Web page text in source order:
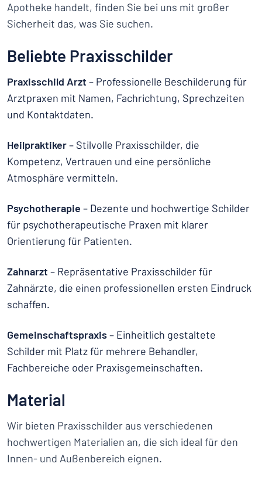
Apotheke handelt, finden Sie bei uns mit großer
Sicherheit das, was Sie suchen.
Beliebte Praxisschilder
Praxisschild Arzt – Professionelle Beschilderung für
Arztpraxen mit Namen, Fachrichtung, Sprechzeiten
und Kontaktdaten.
Heilpraktiker– Stilvolle Praxisschilder, die
Kompetenz, Vertrauen und eine persönliche
Atmosphäre vermitteln.
Psychotherapie – Dezente und hochwertige Schilder
für psychotherapeutische Praxen mit klarer
Orientierung für Patienten.
Zahnarzt – Repräsentative Praxisschilder für
Zahnärzte, die einen professionellen ersten Eindruck
schaffen.
Gemeinschaftspraxis– Einheitlich gestaltete
Schilder mit Platz für mehrere Behandler,
Fachbereiche oder Praxisgemeinschaften.
Material
Wir bieten Praxisschilder aus verschiedenen
hochwertigen Materialien an, die sich ideal für den
Innen- und Außenbereich eignen.